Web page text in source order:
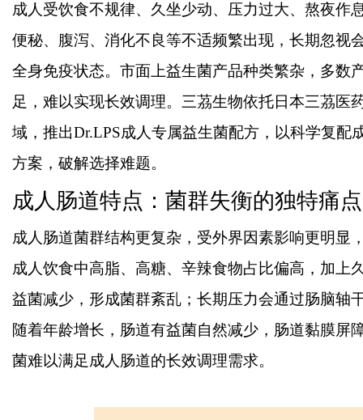
uz
!
成人受饮食不规律、久坐少动、压力过大、熬夜作
便秘、腹泻、消化不良等不适频繁出现，长期忽视
全身免疫状态。市面上益生菌产品种类繁杂，多数
足，难以实现长效调理。三茘生物依托日本三茘医
域，推出Dr.LPS成人专属益生菌配方，以科学复配
方案，破解选择难题。
成人肠道特点：菌群失衡的独特痛点
成人肠道菌群结构更复杂，受外界因素影响更明显
成人饮食中高脂、高糖、辛辣食物占比偏高，加上
益菌减少，形成菌群紊乱；长期压力会通过肠脑轴
随着年龄增长，肠道有益菌自然减少，肠道黏膜屏
菌难以满足成人肠道的长效调理需求。
，焊锡球，焊锡丝，万山焊锡，
条、6337锡条，巨一，焊锡，无
锡球
中医治疗干燥综合征